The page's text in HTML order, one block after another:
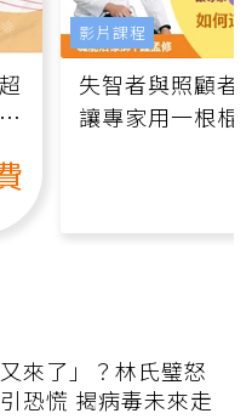
失智者與照顧者
讓專家用一根棍
影片課程
來了」？林氏璧怒
恐慌 揭病毒未來走